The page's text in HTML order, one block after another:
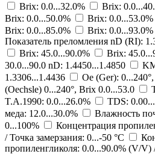
Brix: 0.0...32.0%
Brix:
Brix: 0.0...50.0%
Brix: 0.0...53.0%
Brix: 0.0...85.0%
Brix: 0.0...93.0%
Показатель преломления nD (RI):
Brix: 45.0...90.0%
Brix:
30.0...90.0 nD: 1.4450...1.4850
1.3306...1.4436
Oe (Ger):
(Oechsle) 0...240°, Brix 0.0...53.0
T.A.1990: 0.0...26.0%
TDS:
меда: 12.0...30.0%
Влажность
0...100%
Концентрация
/ Точка замерзания: 0...-50 °C
пропиленгликоля: 0.0...90.0% (V/V)